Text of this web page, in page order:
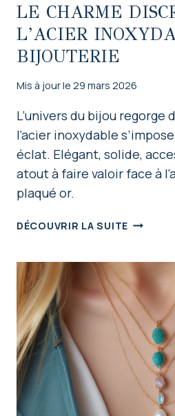
LE CHARME
L’ACIER
BIJOUTERIE
Mis à jour le 29 mars 2026
L’univers du bijou regorge
l’acier inoxydable
éclat. Elégant, solide,
atout à faire valoir face à
plaqué or.
DÉCOUVRIR LA SUITELE
DE
L’ACIER
EN